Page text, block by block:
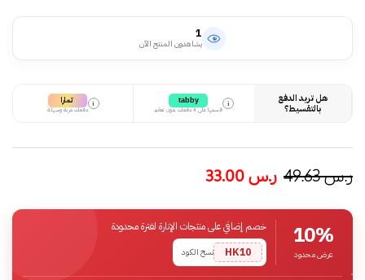
1
يشاهدون المنتج الآن
هل تريد الدفع
بالتقسيط؟
i
tabby
قسمها على 4 دفعات بدون تعقيد
i تمارا
دفعات مرنة وسهلة
ر.س49.63 ر.س
10%
عرض محدود
خصم إضافي على منتجات الإنارة لفترة محدودة
HK10
نسخ الكود